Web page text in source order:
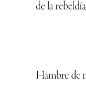
de la rebeldía
Hambre de